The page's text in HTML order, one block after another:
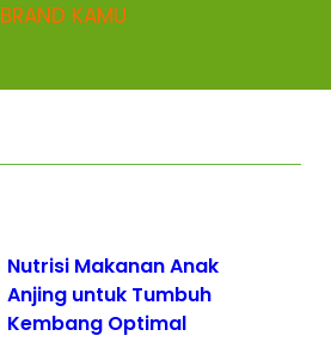
BRAND KAMU
Nutrisi Makanan Anak
Anjing untuk Tumbuh
Kembang Optimal